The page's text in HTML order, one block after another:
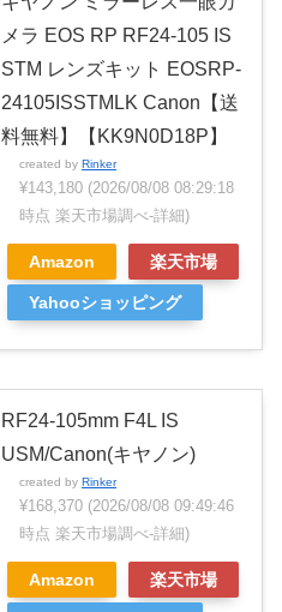
メラ EOS RP RF24-105 IS
STM レンズキット EOSRP-
24105ISSTMLK Canon【送
料無料】【KK9N0D18P】
created by Rinker
¥143,180 (2026/08/08 08:29:18
時点 楽天市場調べ-詳細)
Amazon 楽天市場
Yahooショッピング
RF24-105mm F4L IS
USM/Canon(キヤノン)
created by Rinker
¥168,370 (2026/08/08 09:49:46
時点 楽天市場調べ-詳細)
Amazon 楽天市場